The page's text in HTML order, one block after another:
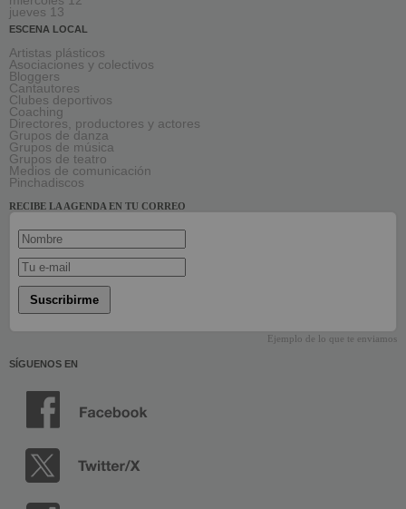
jueves 13
ESCENA LOCAL
Artistas plásticos
Asociaciones y colectivos
Bloggers
Cantautores
Clubes deportivos
Coaching
Directores, productores y actores
Grupos de danza
Grupos de música
Grupos de teatro
Medios de comunicación
Pinchadiscos
RECIBE LA AGENDA EN TU CORREO
Suscribirme
Ejemplo de lo que te enviamos
SÍGUENOS EN